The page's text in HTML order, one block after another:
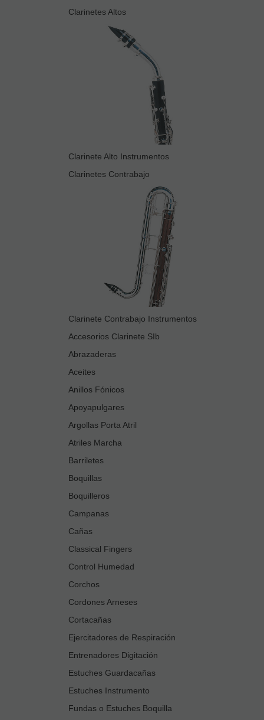
Clarinetes Altos
Clarinete Alto Instrumentos
Clarinetes Contrabajo
Clarinete Contrabajo Instrumentos
Accesorios Clarinete SIb
Abrazaderas
Aceites
Anillos Fónicos
Apoyapulgares
Argollas Porta Atril
Atriles Marcha
Barriletes
Boquillas
Boquilleros
Campanas
Cañas
Classical Fingers
Control Humedad
Corchos
Cordones Arneses
Cortacañas
Ejercitadores de Respiración
Entrenadores Digitación
Estuches Guardacañas
Estuches Instrumento
Fundas o Estuches Boquilla